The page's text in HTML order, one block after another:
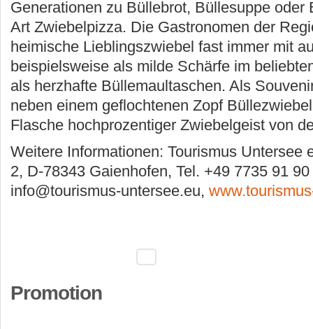
Generationen zu Büllebrot, Büllesuppe oder
Art Zwiebelpizza. Die Gastronomen der
heimische Lieblingszwiebel fast immer mit
beispielsweise als milde Schärfe im
als herzhafte Büllemaultaschen. Als
neben einem geflochtenen Zopf
Flasche hochprozentiger Zwiebelgeist von
Weitere Informationen: Tourismus Untersee
2, D-78343 Gaienhofen, Tel. +49 7735 91
info@tourismus-untersee.eu,
Promotion